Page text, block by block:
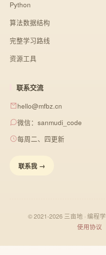
Python
算法数据结构
完整学习路线
资源工具
联系交流
hello@mfbz.cn
微信：sanmudi_code
每周二、四更新
联系我 →
© 2021-2026 三亩地 · 编程
使用协议